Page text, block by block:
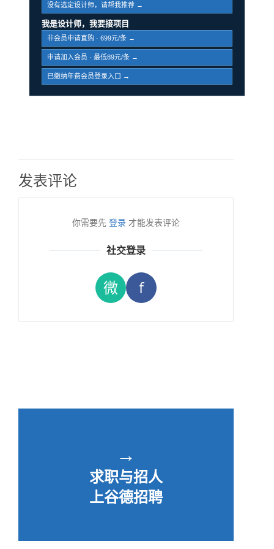
没有选定设计师，请帮我推荐 →
我是设计师，我要接项目
非会员申请直购 · 699元/条 →
申请加入会员 · 最低89元/条 →
已缴纳年费会员登录入口 →
发表评论
你需要先 登录 才能发表评论
社交登录
微 f
→
求职与招人
上谷德招聘